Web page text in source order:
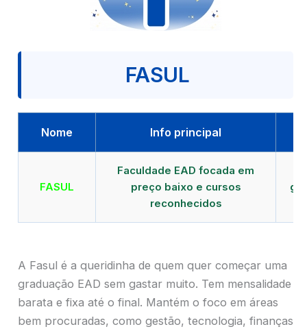
FASUL
Nome Info principal
FASUL
Faculdade EAD focada em
preço baixo e cursos
reconhecidos
A Fasul é a queridinha de quem quer começar uma
graduação EAD sem gastar muito. Tem mensalidade
barata e fixa até o final. Mantém o foco em áreas
bem procuradas, como gestão, tecnologia, finanças